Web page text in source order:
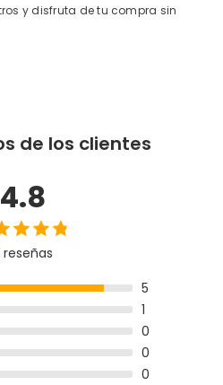
y disfruta de tu compra sin
de los clientes
4.8
reseñas
5
1
0
0
0